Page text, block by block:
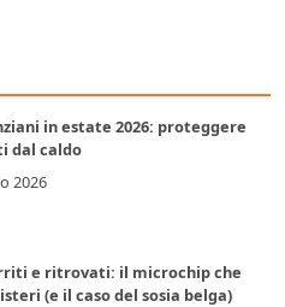
in estate 2026: proteggere
dal caldo
2026
e ritrovati: il microchip che
(e il caso del sosia belga)